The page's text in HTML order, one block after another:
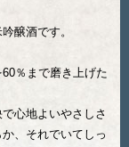
醸酒です。
％まで磨き上げた
心地よいやさしさ
、それでいてしっ